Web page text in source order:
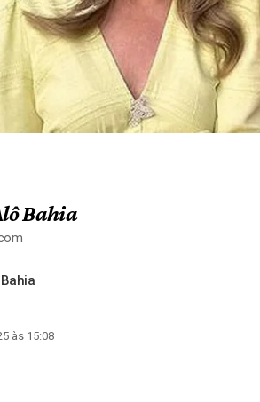
Bahia
às 15:08